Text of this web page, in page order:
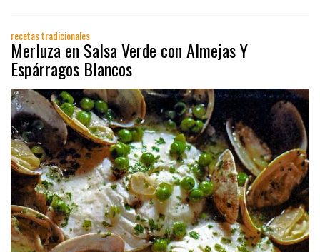
recetas tradicionales
Merluza en Salsa Verde con Almejas Y
Espárragos Blancos